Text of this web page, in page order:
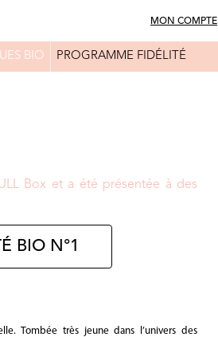
MON COMPTE
BIO PROGRAMME FIDÉLITÉ
Box et a été présentée à des
BIO N°1
Tombée très jeune dans l’univers des